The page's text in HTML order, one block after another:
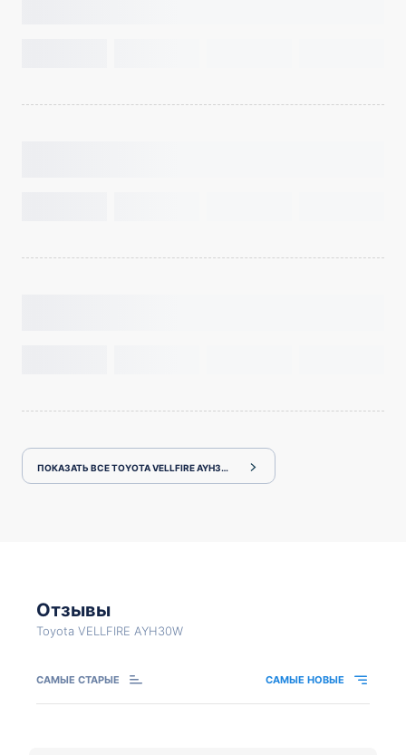
ПОКАЗАТЬ ВСЕ TOYOTA VELLFIRE AYH30W
Отзывы
Toyota VELLFIRE AYH30W
САМЫЕ СТАРЫЕ САМЫЕ НОВЫЕ